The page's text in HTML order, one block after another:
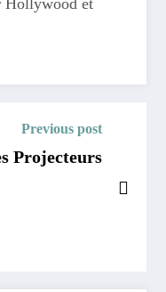
Previous post
» Vieillir Sous les Projecteurs